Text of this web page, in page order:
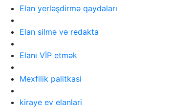
Elan yerləşdirmə qaydaları
Elan silmə və redakta
Elanı VİP etmək
Mexfilik palitkasi
kiraye ev elanlari